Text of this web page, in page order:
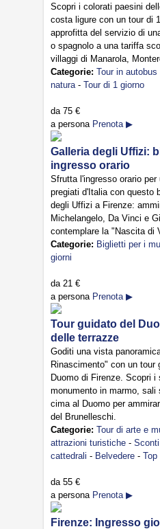
Scopri i colorati paesini
costa ligure con un tour di
approfitta del servizio di
o spagnolo a una tariffa
villaggi di Manarola,
Categorie: Tour in
natura - Tour di 1 giorno
da 75 €
a persona Prenota ▶
Galleria degli Uffizi:
ingresso orario
Sfrutta l'ingresso orario
pregiati d'Italia con questo
degli Uffizi a Firenze:
Michelangelo, Da Vinci e
contemplare la "Nascita di
Categorie: Biglietti per i
giorni
da 21 €
a persona Prenota ▶
Tour guidato del
delle terrazze
Goditi una vista
Rinascimento" con un tour
Duomo di Firenze. Scopri i
monumento in marmo, sali
cima al Duomo per
del Brunelleschi.
Categorie: Tour di arte e
attrazioni turistiche -
cattedrali - Belvedere - Top
da 55 €
a persona Prenota ▶
Firenze: Ingresso